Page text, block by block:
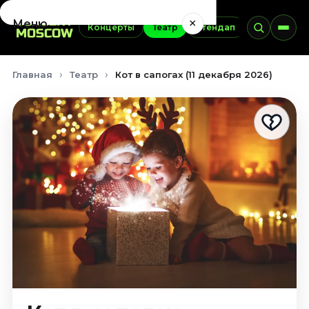
Концерты Театр Стендап Выставки
Меню ×
Сентябрь 2026
Октябрь 2026
Ноябрь 2026
Декабрь 2026
Январь 2027
Август 2026
Сентябрь 2026
Октябрь 2026
Ноябрь 2026
Главная Театр Кот в сапогах (11 декабря 2026)